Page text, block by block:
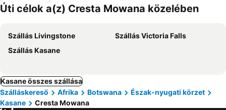
Úti célok a(z) Cresta Mowana közelében
Szállás Livingstone
Szállás Victoria Falls
Szállás Kasane
Kasane összes szállása
Szálláskereső
Afrika Botswana
Észak-nyugati körzet
Kasane
Cresta Mowana